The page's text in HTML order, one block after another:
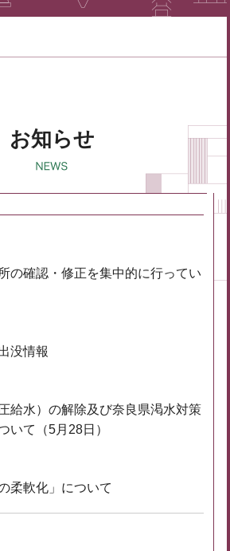
お知らせ
の確認・修正を集中的に行ってい
没情報
給水）の解除及び奈良県渇水対策
いて（5月28日）
柔軟化」について